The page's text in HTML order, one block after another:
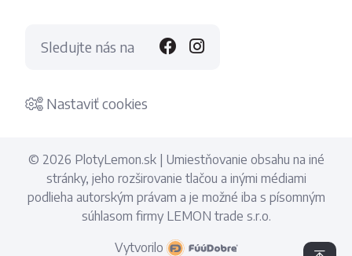
Sledujte nás na
Nastaviť cookies
© 2026 PlotyLemon.sk | Umiestňovanie obsahu na iné
stránky, jeho rozširovanie tlačou a inými médiami
podlieha autorským právam a je možné iba s písomným
súhlasom firmy LEMON trade s.r.o.
Vytvorilo